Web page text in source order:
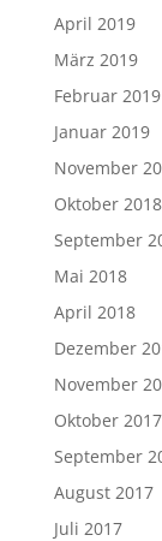
April 2019
März 2019
Februar 2019
Januar 2019
November
Oktober 2018
September
Mai 2018
April 2018
Dezember
November
Oktober 2017
September
August 2017
Juli 2017